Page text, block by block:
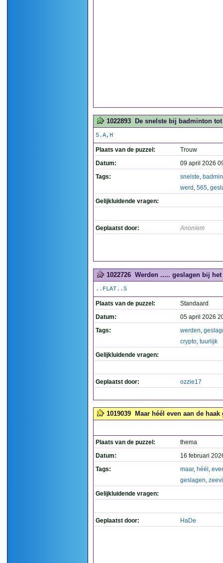
1022893 De snelste bij badminton
S.A,H
Plaats van de puzzel:
Trouw
Datum:
09 april 2026
Tags:
snelste,
werd , 565,
Gelijkluidende vragen:
Geplaatst door: Anoniem
1022726 Werden ..... geslagen bij
..FLAT..S
Plaats van de puzzel:
Standaard
Datum:
05 april 2026
Tags:
werden,
crypto, tuurlijk
Gelijkluidende vragen:
Geplaatst door: ozzie17
1019039 Maar héél even aan de
Plaats van de puzzel:
thema
Datum:
16 februari
Tags:
maar, héél ,
geslagen,
Gelijkluidende vragen:
Geplaatst door: HaDe